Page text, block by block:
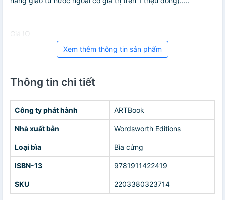
Giá IO
Xem thêm thông tin sản phẩm
Thông tin chi tiết
Công ty phát hành ARTBook
Nhà xuất bản Wordsworth Editions
Loại bìa Bìa cứng
ISBN-13 9781911422419
SKU 2203380323714